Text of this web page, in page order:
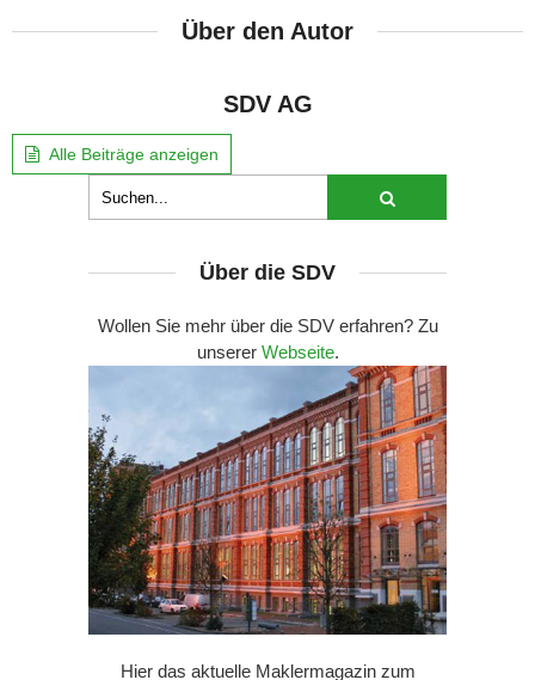
Über den Autor
SDV AG
Alle Beiträge anzeigen
Über die SDV
Wollen Sie mehr über die SDV erfahren? Zu
unserer Webseite.
Hier das aktuelle Maklermagazin zum